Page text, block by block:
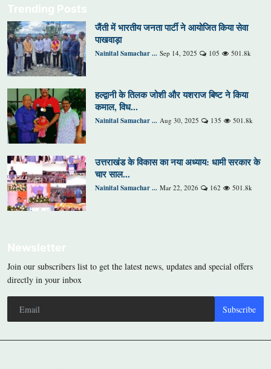
Trending Posts
जैंती में भारतीय जनता पार्टी ने आयोजित किया सेवा
पाखवाड़ा
Nainital Samachar ... Sep 14, 2025 105 501.8k
हल्द्वानी के तिलक जोशी और यशराज बिष्ट ने किया
कमाल, विध...
Nainital Samachar ... Aug 30, 2025 135 501.8k
उत्तराखंड के विकास का नया अध्याय: धामी सरकार के
चार साल...
Nainital Samachar ... Mar 22, 2026 162 501.8k
Newsletter
Join our subscribers list to get the latest news, updates and special offers
directly in your inbox
Subscribe